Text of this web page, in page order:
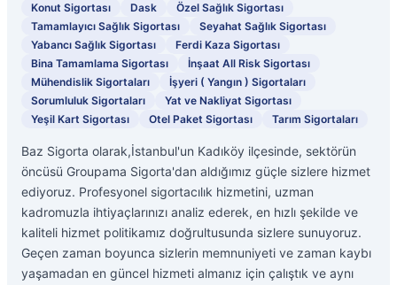
Konut Sigortası
Dask
Özel Sağlık Sigortası
Tamamlayıcı Sağlık Sigortası
Seyahat Sağlık Sigortası
Yabancı Sağlık Sigortası
Ferdi Kaza Sigortası
Bina Tamamlama Sigortası
İnşaat All Risk Sigortası
Mühendislik Sigortaları
İşyeri ( Yangın ) Sigortaları
Sorumluluk Sigortaları
Yat ve Nakliyat Sigortası
Yeşil Kart Sigortası
Otel Paket Sigortası Tarım Sigortaları
Baz Sigorta olarak,İstanbul'un Kadıköy ilçesinde, sektörün
öncüsü Groupama Sigorta'dan aldığımız güçle sizlere hizmet
ediyoruz. Profesyonel sigortacılık hizmetini, uzman
kadromuzla ihtiyaçlarınızı analiz ederek, en hızlı şekilde ve
kaliteli hizmet politikamız doğrultusunda sizlere sunuyoruz.
Geçen zaman boyunca sizlerin memnuniyeti ve zaman kaybı
yaşamadan en güncel hizmeti almanız için çalıştık ve aynı